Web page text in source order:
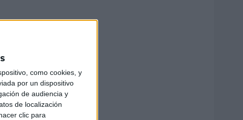
como cookies, y
por un dispositivo
de audiencia y
de localización
clic para